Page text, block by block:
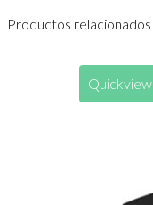
Productos relacionados
Quickview